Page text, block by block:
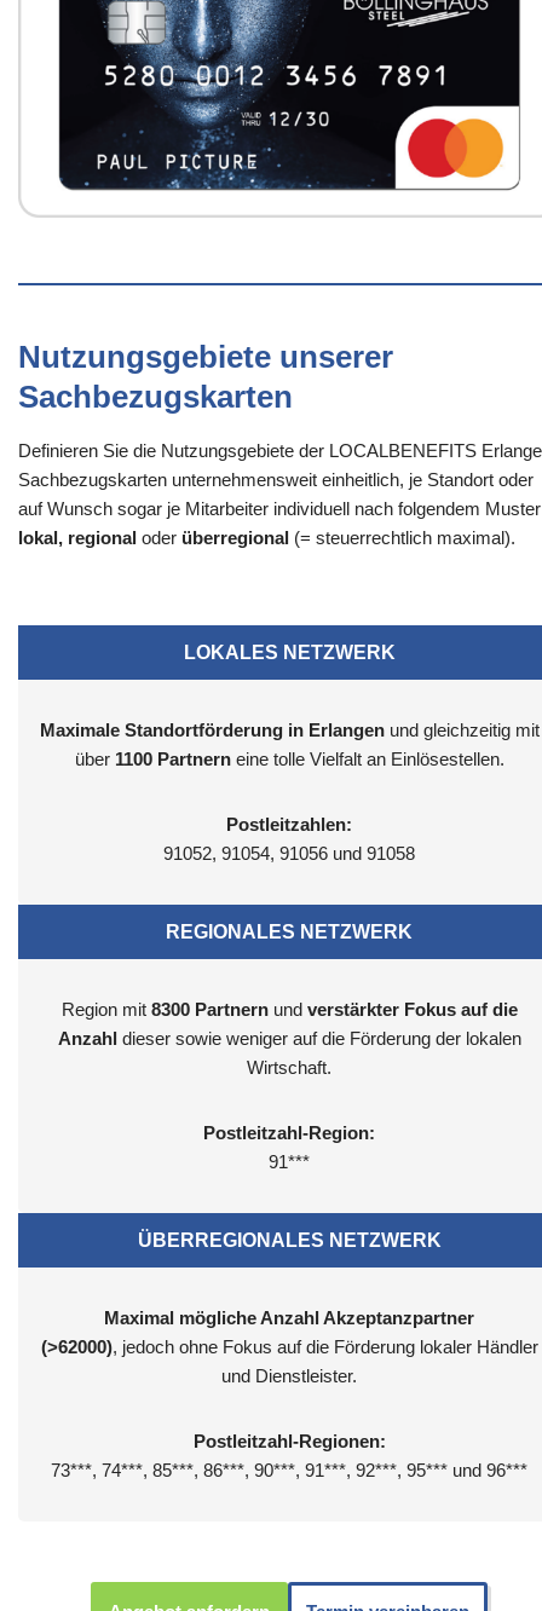
Nutzungsgebiete unserer
Sachbezugskarten
Definieren Sie die Nutzungsgebiete der LOCALBENEFITS
Sachbezugskarten unternehmensweit einheitlich, je Standort oder
auf Wunsch sogar je Mitarbeiter individuell nach folgendem
lokal, regional oder überregional (= steuerrechtlich maximal).
LOKALES NETZWERK
Maximale Standortförderung in Erlangenund gleichzeitig mit
über 1100 Partnerneine tolle Vielfalt an Einlösestellen.
Postleitzahlen:
91052, 91054, 91056 und 91058
REGIONALES NETZWERK
Region mit 8300 Partnernund verstärkter Fokus auf die
Anzahl dieser sowie weniger auf die Förderung der lokalen
Wirtschaft.
Postleitzahl-Region:
91***
ÜBERREGIONALES NETZWERK
Maximal mögliche Anzahl Akzeptanzpartner
(>62000), jedoch ohne Fokus auf die Förderung lokaler Händler
und Dienstleister.
Postleitzahl-Regionen:
73***, 74***, 85***, 86***, 90***, 91***, 92***, 95*** und 96***